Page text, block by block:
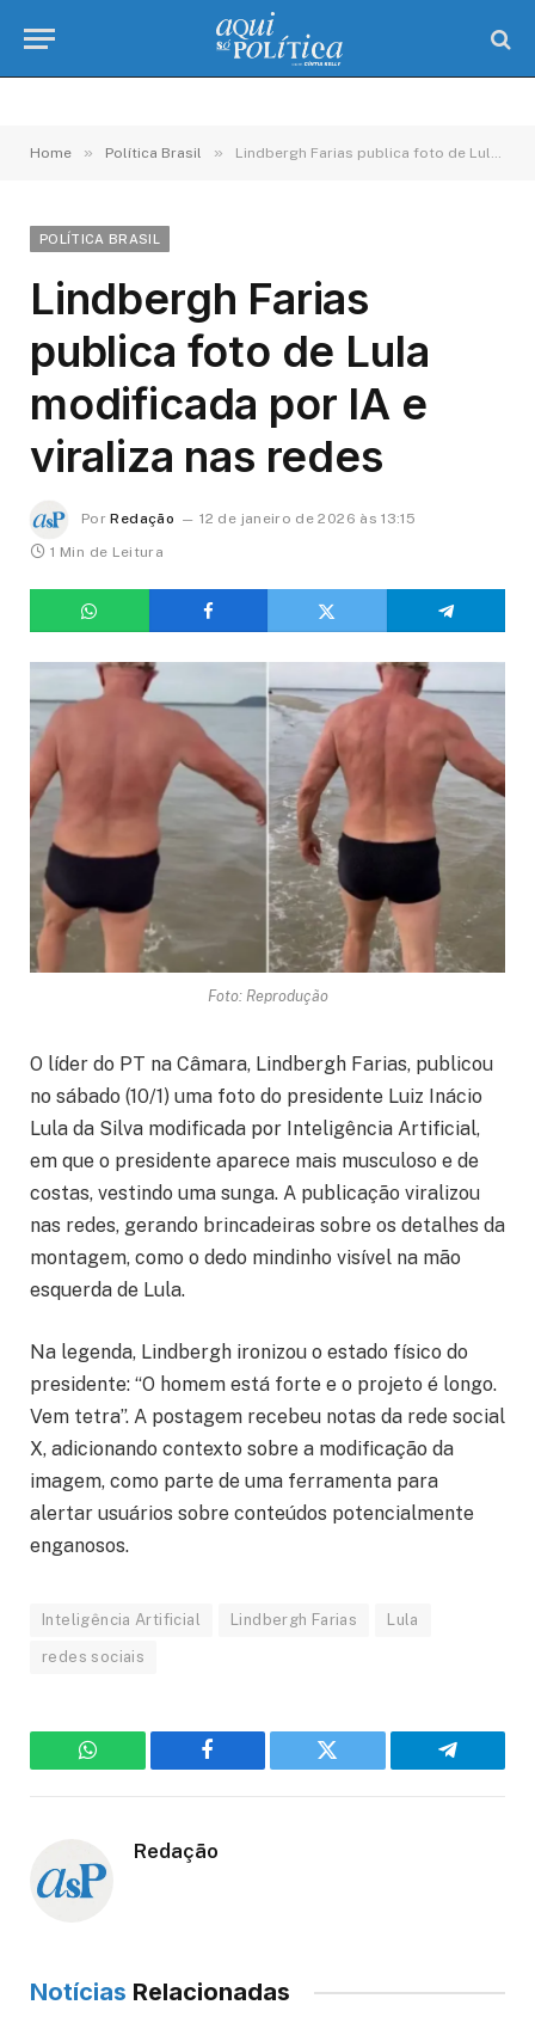
Home » Política Brasil » Lindbergh Farias publica foto de Lula modificada por IA e viraliza nas redes
POLÍTICA BRASIL
Lindbergh Farias
publica foto de Lula
modificada por IA e
viraliza nas redes
Por Redação
12 de janeiro de 2026 às 13:15
1 Min de Leitura
Foto: Reprodução
O líder do PT na Câmara, Lindbergh Farias, publicou
no sábado (10/1) uma foto do presidente Luiz Inácio
Lula da Silva modificada por Inteligência Artificial,
em que o presidente aparece mais musculoso e de
costas, vestindo uma sunga. A publicação viralizou
nas redes, gerando brincadeiras sobre os detalhes da
montagem, como o dedo mindinho visível na mão
esquerda de Lula.
Na legenda, Lindbergh ironizou o estado físico do
presidente: “O homem está forte e o projeto é longo.
Vem tetra”. A postagem recebeu notas da rede social
X, adicionando contexto sobre a modificação da
imagem, como parte de uma ferramenta para
alertar usuários sobre conteúdos potencialmente
enganosos.
Inteligência Artificial Lindbergh Farias Lula
redes sociais
WhatsApp Facebook Twitter Telegram
Redação
Notícias Relacionadas